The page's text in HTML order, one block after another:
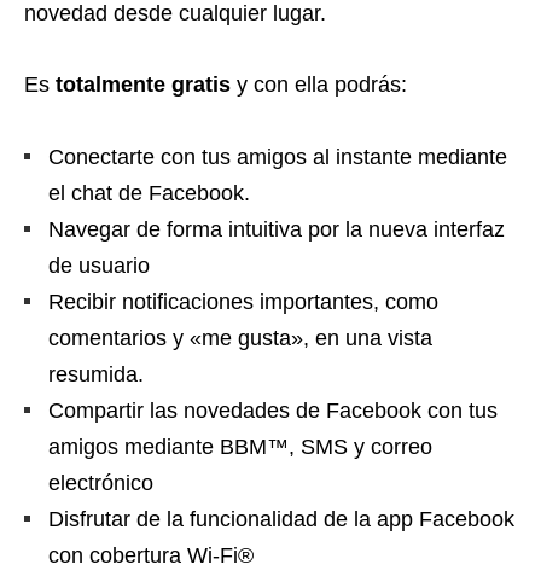
novedad desde cualquier lugar.
Es totalmente gratis y con ella podrás:
Conectarte con tus amigos al instante mediante
el chat de Facebook.
Navegar de forma intuitiva por la nueva interfaz
de usuario
Recibir notificaciones importantes, como
comentarios y «me gusta», en una vista
resumida.
Compartir las novedades de Facebook con tus
amigos mediante BBM™, SMS y correo
electrónico
Disfrutar de la funcionalidad de la app Facebook
con cobertura Wi-Fi®